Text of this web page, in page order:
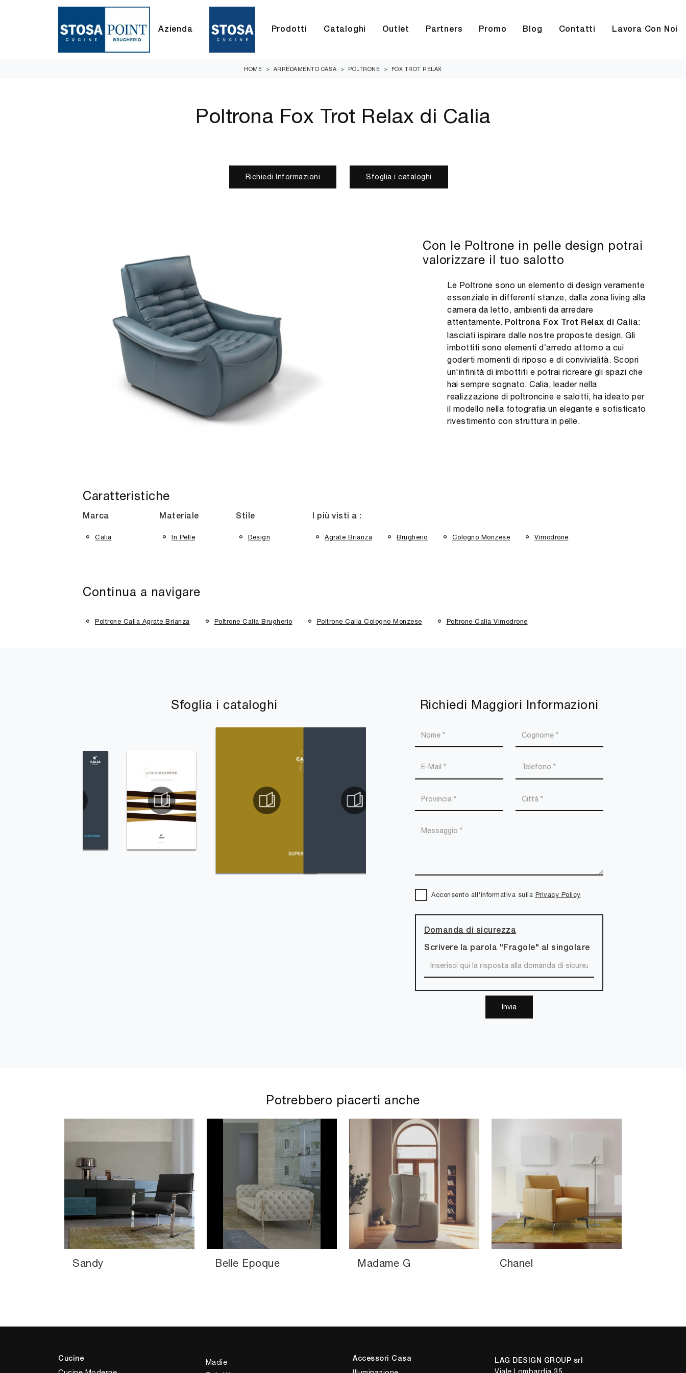
Azienda Prodotti Cataloghi Outlet Partners Promo Blog Contatti Lavora Con Noi
HOME > ARREDAMENTO CASA > POLTRONE > FOX TROT RELAX
Poltrona Fox Trot Relax di Calia
Richiedi Informazioni Sfoglia i cataloghi
Con le Poltrone in pelle design potrai
valorizzare il tuo salotto
Le Poltrone sono un elemento di design veramente
essenziale in differenti stanze, dalla zona living alla
camera da letto, ambienti da arredare
attentamente. Poltrona Fox Trot Relax di Calia:
lasciati ispirare dalle nostre proposte design. Gli
imbottiti sono elementi d’arredo attorno a cui
goderti momenti di riposo e di convivialità. Scopri
un'infinità di imbottiti e potrai ricreare gli spazi che
hai sempre sognato. Calia, leader nella
realizzazione di poltroncine e salotti, ha ideato per
il modello nella fotografia un elegante e sofisticato
rivestimento con struttura in pelle.
Caratteristiche
Marca
Calia
Materiale
In Pelle
Stile
Design
I più visti a :
Agrate Brianza Brugherio Cologno Monzese Vimodrone
Continua a navigare
Poltrone Calia Agrate Brianza Poltrone Calia Brugherio Poltrone Calia Cologno Monzese Poltrone Calia Vimodrone
Sfoglia i cataloghi Richiedi Maggiori Informazioni
Acconsento all'informativa sulla Privacy Policy
Domanda di sicurezza
Scrivere la parola "Fragole" al singolare
Invia
Potrebbero piacerti anche
Sandy Belle Epoque Madame G Chanel
Cucine
Madie
Accessori Casa LAG DESIGN GROUP srl
Viale Lombardia 35